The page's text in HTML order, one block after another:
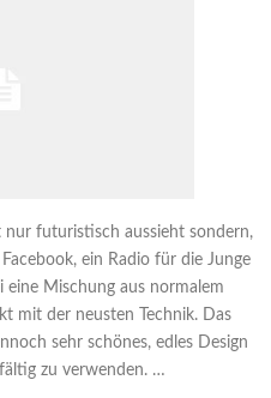
nur futuristisch aussieht sondern,
ein Radio für die Junge
eine Mischung aus normalem
mit der neusten Technik. Das
sehr schönes, edles Design
zu verwenden. …